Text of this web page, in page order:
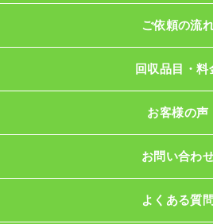
ご依頼の流
回収品目・料
お客様の声
お問い合わ
よくある質問